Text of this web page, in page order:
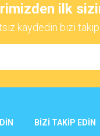
ilk
kaydedin bizi takip
BİZİ TAKİP EDİN